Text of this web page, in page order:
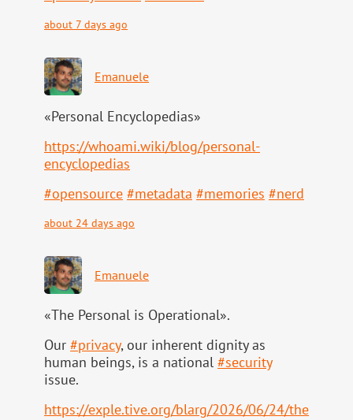
about 7 days ago
Emanuele
«Personal Encyclopedias»
https://whoami.wiki/blog/personal-
encyclopedias
#opensource #metadata #memories #nerd
about 24 days ago
Emanuele
«The Personal is Operational».
Our #privacy, our inherent dignity as
human beings, is a national #security
issue.
https://exple.tive.org/blarg/2026/06/24/the